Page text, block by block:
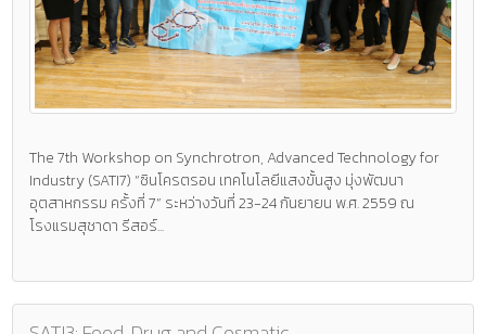
The 7th Workshop on Synchrotron, Advanced Technology for
Industry (SATI7) “ซินโครตรอน เทคโนโลยีแสงขั้นสูง มุ่งพัฒนา
อุตสาหกรรม ครั้งที่ 7” ระหว่างวันที่ 23-24 กันยายน พ.ศ. 2559 ณ
โรงแรมสุชาดา รีสอร์...